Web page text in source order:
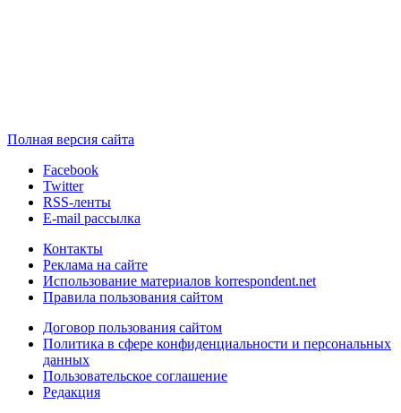
Полная версия сайта
Facebook
Twitter
RSS-ленты
E-mail рассылка
Контакты
Реклама на сайте
Использование материалов korrespondent.net
Правила пользования сайтом
Договор пользования сайтом
Политика в сфере конфиденциальности и персональных
данных
Пользовательское соглашение
Редакция